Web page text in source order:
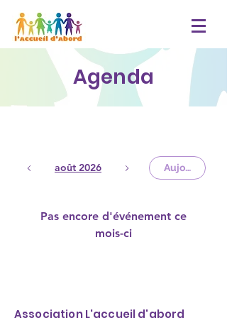
Agenda
août 2026 Aujourd'hui
Pas encore d'événement ce
mois-ci
Association L'accueil d'abord